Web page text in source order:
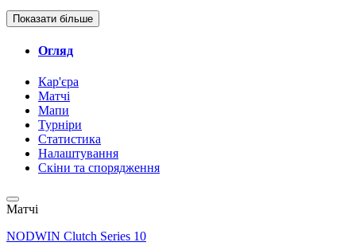
Показати більше
Огляд
Кар'єра
Матчі
Мапи
Турніри
Статистика
Налаштування
Скіни та спорядження
Матчі
NODWIN Clutch Series 10